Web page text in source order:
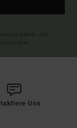
Uns